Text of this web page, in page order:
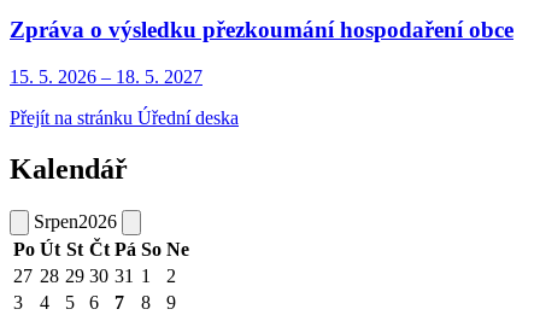
Zpráva o výsledku přezkoumání hospodaření obce
15. 5. 2026 – 18. 5. 2027
Přejít na stránku Úřední deska
Kalendář
Srpen2026
Po Út St Čt Pá So Ne
27 28 29 30 31 1
2
3
4 5 6 7 8
9